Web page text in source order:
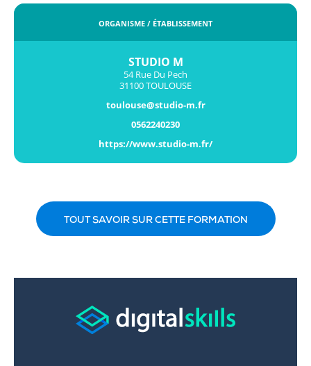
ORGANISME / ÉTABLISSEMENT
STUDIO M
54 Rue Du Pech
31100 TOULOUSE
toulouse@studio-m.fr
0562240230
https://www.studio-m.fr/
TOUT SAVOIR SUR CETTE FORMATION